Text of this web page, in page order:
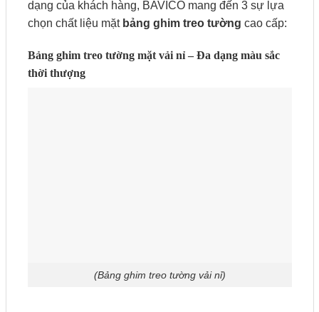
dạng của khách hàng, BAVICO mang đến 3 sự lựa
chọn chất liệu mặt bảng ghim treo tường cao cấp:
Bảng ghim treo tường mặt vải nỉ – Đa dạng màu sắc
thời thượng
(Bảng ghim treo tường vải nỉ)